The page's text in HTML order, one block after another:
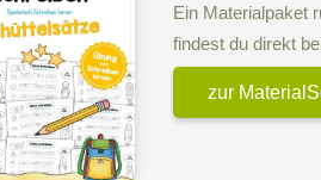
Ein Materialpaket
findest du direkt
zur